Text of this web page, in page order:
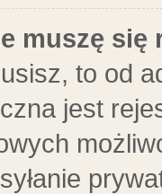
muszę się
to od
jest